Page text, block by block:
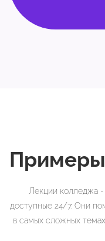
Лекции колледжа -
доступные 24/7. Они
в самых сложных